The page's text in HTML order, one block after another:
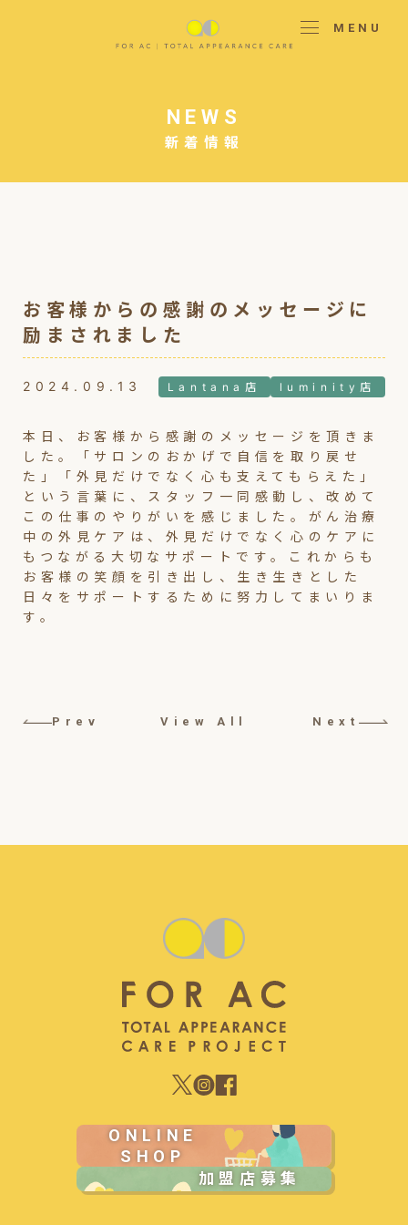
MENU
新着情報
NEWS
お客様からの感謝のメッセージに
励まされました
2024.09.13 Lantana店 luminity店
本日、お客様から感謝のメッセージを頂きま
した。「サロンのおかげで自信を取り戻せ
た」「外見だけでなく心も支えてもらえた」
という言葉に、スタッフ一同感動し、改めて
この仕事のやりがいを感じました。がん治療
中の外見ケアは、外見だけでなく心のケアに
もつながる大切なサポートです。これからも
お客様の笑顔を引き出し、生き生きとした
日々をサポートするために努力してまいりま
す。
Prev View All Next
ONLINE
SHOP
加盟店募集